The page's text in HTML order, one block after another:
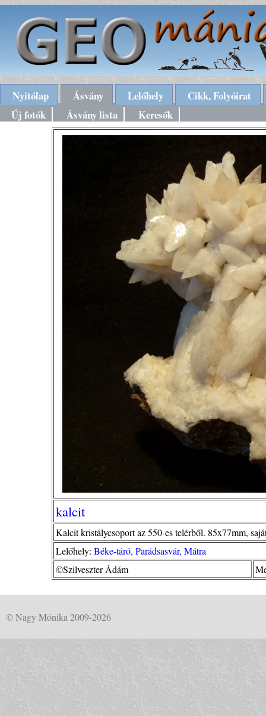
Nyitólap Ásvány Lelőhely
Cikk, Folyóirat
Új fotók
Ásvány lista Keresők
kalcit
Kalcit kristálycsoport az 550-es telérből. 85x77mm,
Lelőhely: Béke-táró, Parádsasvár, Mátra
©Szilveszter Ádám
© Nagy Mónika 2009-2026